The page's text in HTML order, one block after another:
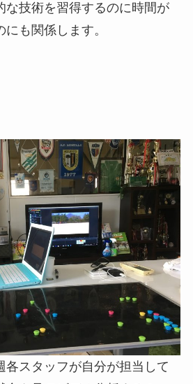
な技術を習得するのに時間が
も関係します。
各スタッフが自分が担当して